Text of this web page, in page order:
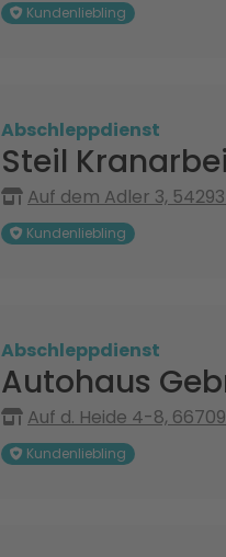
Kundenliebling
Abschleppdienst
Steil
Auf dem Adler 3,
Kundenliebling
Abschleppdienst
Autohaus
Auf d. Heide 4-8,
Kundenliebling